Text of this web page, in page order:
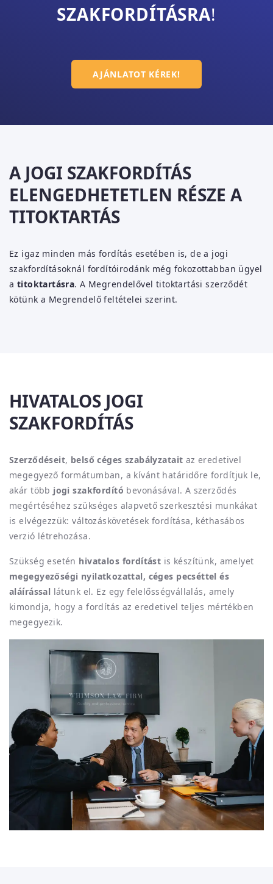
SZAKFORDÍTÁSRA!
AJÁNLATOT KÉREK!
A JOGI SZAKFORDÍTÁS
ELENGEDHETETLEN RÉSZE A
TITOKTARTÁS
Ez igaz minden más fordítás esetében is, de a jogi
szakfordításoknál fordítóirodánk még fokozottabban ügyel
a titoktartásra. A Megrendelővel titoktartási szerződét
kötünk a Megrendelő feltételei szerint.
HIVATALOS JOGI
SZAKFORDÍTÁS
Szerződéseit, belső céges szabályzatait az eredetivel
megegyező formátumban, a kívánt határidőre fordítjuk le,
akár több jogi szakfordító bevonásával. A szerződés
megértéséhez szükséges alapvető szerkesztési munkákat
is elvégezzük: változáskövetések fordítása, kéthasábos
verzió létrehozása.
Szükség esetén hivatalos fordítást is készítünk, amelyet
megegyezőségi nyilatkozattal, céges pecséttel és
aláírással látunk el. Ez egy felelősségvállalás, amely
kimondja, hogy a fordítás az eredetivel teljes mértékben
megegyezik.